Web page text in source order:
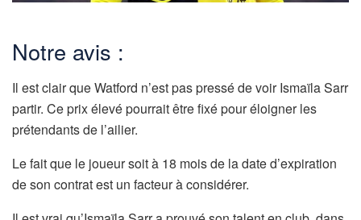
Notre avis :
Il est clair que Watford n’est pas pressé de voir Ismaïla Sarr
partir. Ce prix élevé pourrait être fixé pour éloigner les
prétendants de l’ailier.
Le fait que le joueur soit à 18 mois de la date d’expiration
de son contrat est un facteur à considérer.